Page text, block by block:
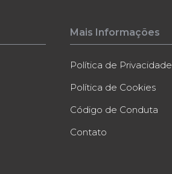
Mais Informações
Política de Privacidade
Política de Cookies
Código de Conduta
Contato